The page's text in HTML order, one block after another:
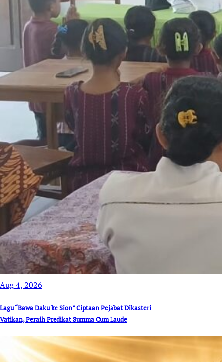
Aug 4, 2026
Lagu “Bawa Daku ke Sion” Ciptaan Pejabat Dikasteri
Vatikan, Peraih Predikat Summa Cum Laude